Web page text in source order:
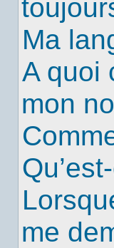
Ma
A quoi
mon
me